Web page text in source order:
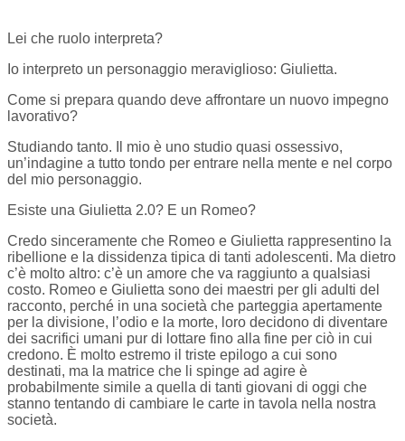
Lei che ruolo interpreta?
Io interpreto un personaggio meraviglioso: Giulietta.
Come si prepara quando deve affrontare un nuovo impegno
lavorativo?
Studiando tanto. Il mio è uno studio quasi ossessivo,
un’indagine a tutto tondo per entrare nella mente e nel corpo
del mio personaggio.
Esiste una Giulietta 2.0? E un Romeo?
Credo sinceramente che Romeo e Giulietta rappresentino la
ribellione e la dissidenza tipica di tanti adolescenti. Ma dietro
c’è molto altro: c’è un amore che va raggiunto a qualsiasi
costo. Romeo e Giulietta sono dei maestri per gli adulti del
racconto, perché in una società che parteggia apertamente
per la divisione, l’odio e la morte, loro decidono di diventare
dei sacrifici umani pur di lottare fino alla fine per ciò in cui
credono. È molto estremo il triste epilogo a cui sono
destinati, ma la matrice che li spinge ad agire è
probabilmente simile a quella di tanti giovani di oggi che
stanno tentando di cambiare le carte in tavola nella nostra
società.